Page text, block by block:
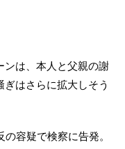
ンは、本人と父親の謝
はさらに拡大しそう
容疑で検察に告発。